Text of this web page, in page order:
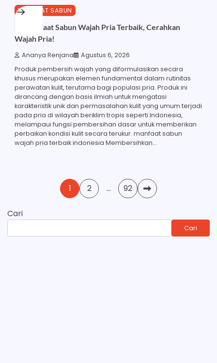
MANFAAT SABUN
21 Manfaat Sabun Wajah Pria Terbaik, Cerahkan
Wajah Pria!
Ananya Renjana Agustus 6, 2026
Produk pembersih wajah yang diformulasikan secara
khusus merupakan elemen fundamental dalam rutinitas
perawatan kulit, terutama bagi populasi pria. Produk ini
dirancang dengan basis ilmiah untuk mengatasi
karakteristik unik dan permasalahan kulit yang umum terjadi
pada pria di wilayah beriklim tropis seperti Indonesia,
melampaui fungsi pembersihan dasar untuk memberikan
perbaikan kondisi kulit secara terukur. manfaat sabun
wajah pria terbaik indonesia Membersihkan…
1 2 … 92
Cari
Cari